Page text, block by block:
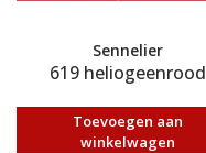
Sennelier
619 heliogeenrood
Toevoegen aan
winkelwagen